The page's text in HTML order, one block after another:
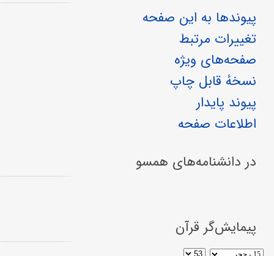
پیوندها به این صفحه
تغییرات مرتبط
صفحه‌های ویژه
نسخهٔ قابل چاپ
پیوند پایدار
اطلاعات صفحه
در دانشنامه‌های همسو
پیمایش‌گر قرآن